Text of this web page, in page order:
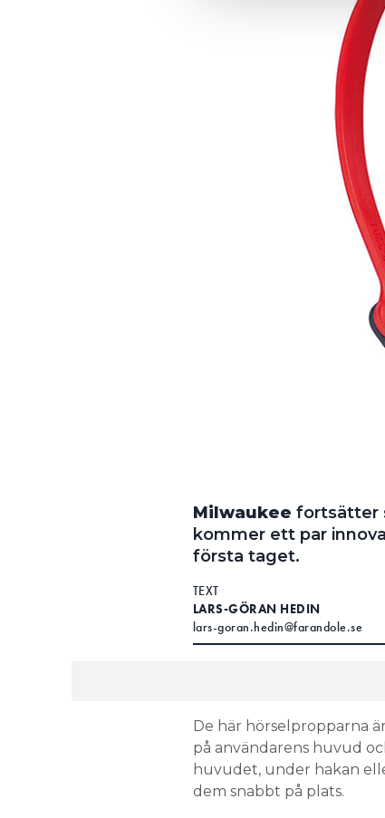
Milwaukee fortsätter
kommer ett par
första taget.
TEXT
LARS-GÖRAN HEDIN
lars-goran.hedin@farandole.se
De här hörselpropparna
på användarens huvud
huvudet, under hakan
dem snabbt på plats.